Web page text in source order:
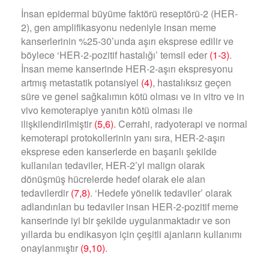
İnsan epidermal büyüme faktörü reseptörü-2 (HER-
2), gen amplifikasyonu nedeniyle insan meme
kanserlerinin %25-30’unda aşırı eksprese edilir ve
böylece ‘HER-2-pozitif hastalığı’ temsil eder (1-3).
İnsan meme kanserinde HER-2-aşırı ekspresyonu
artmış metastatik potansiyel (4), hastalıksız geçen
süre ve genel sağkalımın kötü olması ve in vitro ve in
vivo kemoterapiye yanıtın kötü olması ile
ilişkilendirilmiştir (5,6). Cerrahi, radyoterapi ve normal
kemoterapi protokollerinin yanı sıra, HER-2-aşırı
eksprese eden kanserlerde en başarılı şekilde
kullanılan tedaviler, HER-2’yi malign olarak
dönüşmüş hücrelerde hedef olarak ele alan
tedavilerdir (7,8). ‘Hedefe yönelik tedaviler’ olarak
adlandırılan bu tedaviler insan HER-2-pozitif meme
kanserinde iyi bir şekilde uygulanmaktadır ve son
yıllarda bu endikasyon için çeşitli ajanların kullanımı
onaylanmıştır (9,10).